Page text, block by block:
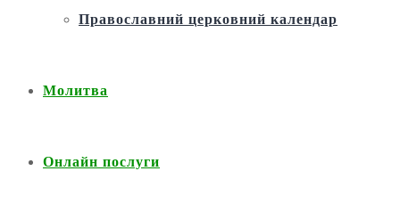
Православний церковний календар
Молитва
Онлайн послуги